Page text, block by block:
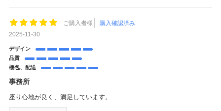
ご購入者様
購入確認済み
2025-11-30
デザイン
品質
梱包、配送
事務所
座り心地が良く、満足しています。